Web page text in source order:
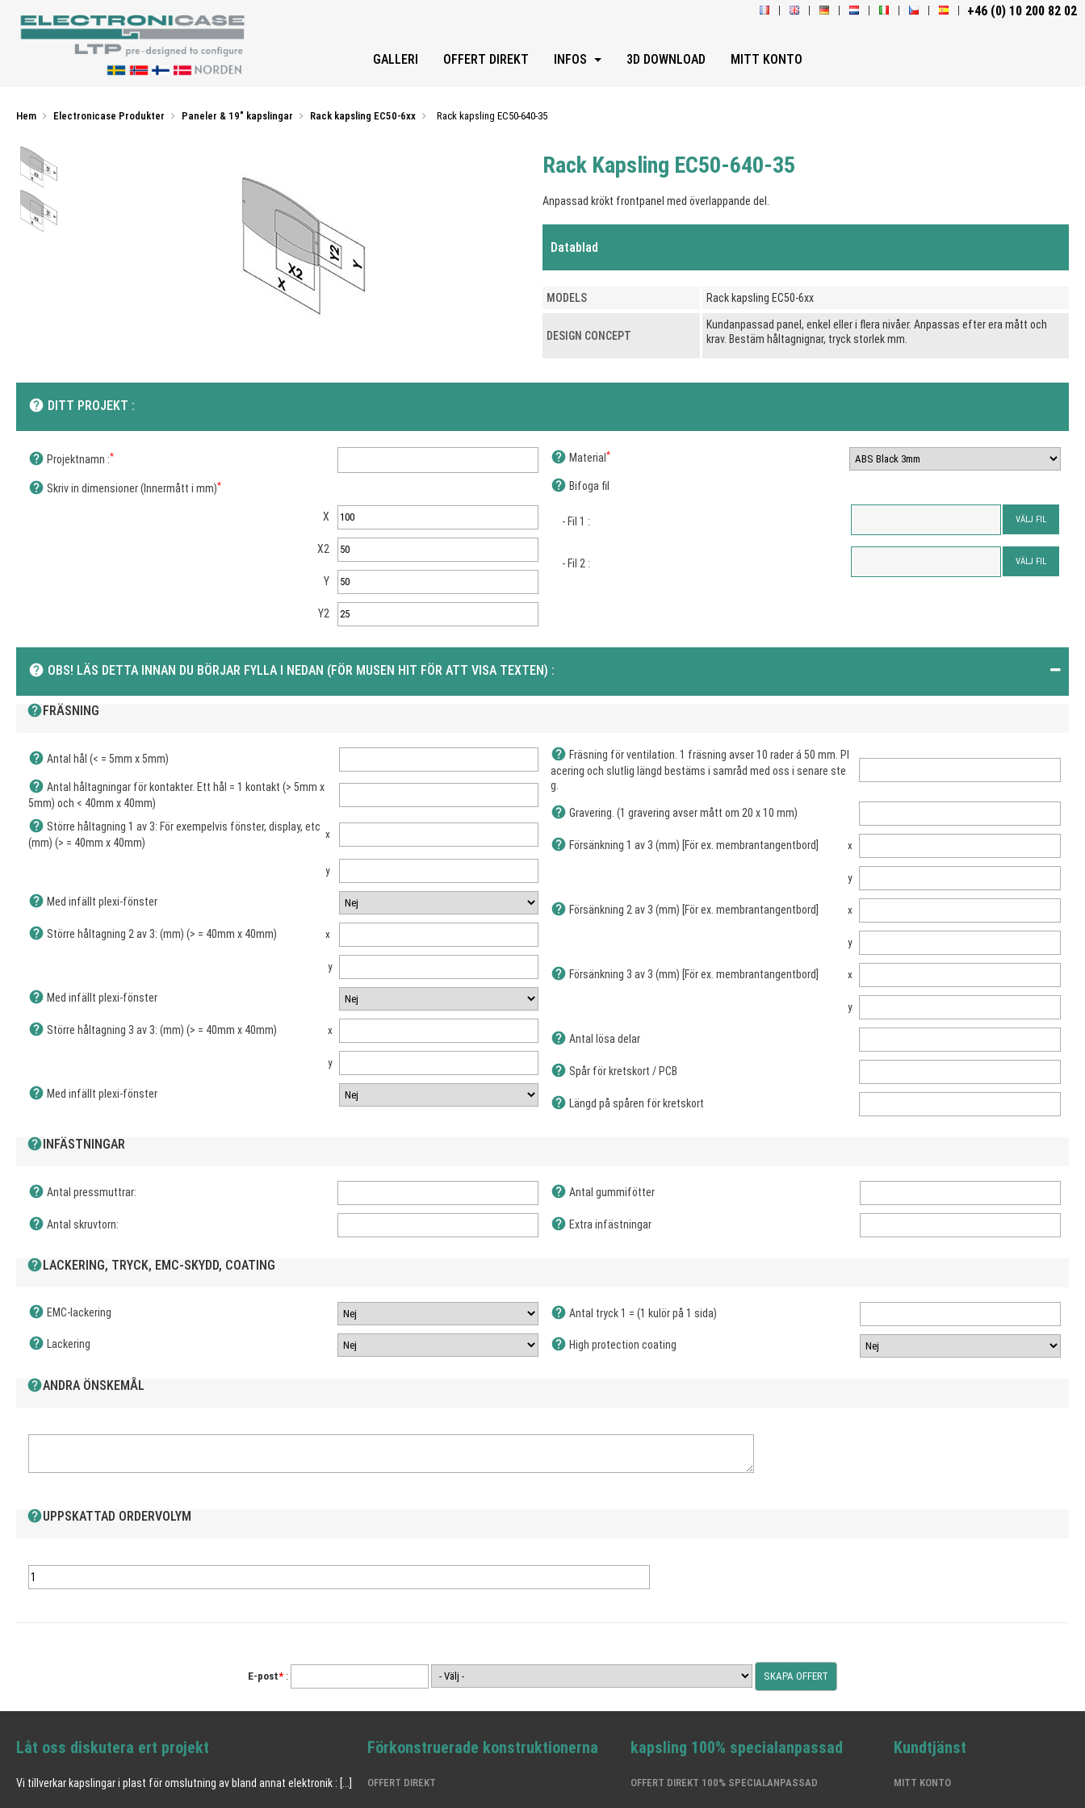
+46 (0) 10 200 82 02
GALLERI OFFERT DIREKT INFOS 3D DOWNLOAD MITT KONTO
Hem Electronicase Produkter Paneler & 19" kapslingar Rack kapsling EC50-6xx Rack kapsling EC50-640-35
Rack Kapsling EC50-640-35
Anpassad krökt frontpanel med överlappande del.
Datablad
MODELS Rack kapsling EC50-6xx
DESIGN CONCEPT
Kundanpassad panel, enkel eller i flera nivåer. Anpassas efter era mått och
krav. Bestäm håltagnignar, tryck storlek mm.
help DITT PROJEKT :
help Projektnamn :*
help Skriv in dimensioner (Innermått i mm)*
X
X2
Y
Y2
help Material *
help Bifoga fil
- Fil 1 : VÄLJ FIL
- Fil 2 : VÄLJ FIL
help OBS! LÄS DETTA INNAN DU BÖRJAR FYLLA I NEDAN (FÖR MUSEN HIT FÖR ATT VISA TEXTEN) :
helpFRÄSNING
help Antal hål (< = 5mm x 5mm)
help Antal håltagningar för kontakter. Ett hål = 1 kontakt (> 5mm x
5mm) och < 40mm x 40mm)
help Större håltagning 1 av 3: För exempelvis fönster, display, etc
(mm) (> = 40mm x 40mm)
x
y
help Med infällt plexi-fönster
help Större håltagning 2 av 3: (mm) (> = 40mm x 40mm) x
y
help Med infällt plexi-fönster
help Större håltagning 3 av 3: (mm) (> = 40mm x 40mm) x
y
help Med infällt plexi-fönster
help Fräsning för ventilation. 1 fräsning avser 10 rader á 50 mm. Pl
acering och slutlig längd bestäms i samråd med oss i senare ste
g.
help Gravering. (1 gravering avser mått om 20 x 10 mm)
help Försänkning 1 av 3 (mm) [För ex. membrantangentbord] x
y
help Försänkning 2 av 3 (mm) [För ex. membrantangentbord] x
y
help Försänkning 3 av 3 (mm) [För ex. membrantangentbord] x
y
help Antal lösa delar
help Spår för kretskort / PCB
help Längd på spåren för kretskort
helpINFÄSTNINGAR
help Antal pressmuttrar:
help Antal skruvtorn:
help Antal gummifötter
help Extra infästningar
helpLACKERING, TRYCK, EMC-SKYDD, COATING
help EMC-lackering
help Lackering
help Antal tryck 1 = (1 kulör på 1 sida)
help High protection coating
helpANDRA ÖNSKEMÅL
helpUPPSKATTAD ORDERVOLYM
E-post* :
Låt oss diskutera ert projekt
Vi tillverkar kapslingar i plast för omslutning av bland annat elektronik : [...]
Förkonstruerade konstruktionerna
OFFERT DIREKT
kapsling 100% specialanpassad
OFFERT DIREKT 100% SPECIALANPASSAD
Kundtjänst
MITT KONTO